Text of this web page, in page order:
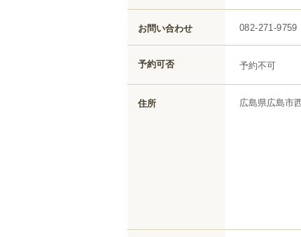
お問い合わせ 082-271-9759
予約可否 予約不可
住所 広島県広島市